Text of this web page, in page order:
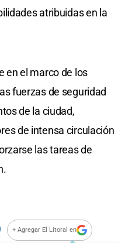
atribuidas en la
en el marco de los
fuerzas de seguridad
de la ciudad,
de intensa circulación
las tareas de
+ Agregar El Litoral en